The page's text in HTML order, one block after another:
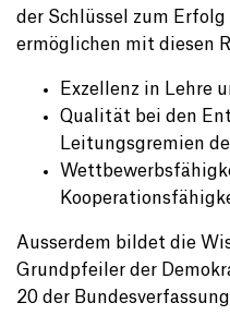
der Schlüssel zum Erfolg
ermöglichen mit diesen
Exzellenz in Lehre
Qualität bei den
Leitungsgremien
Ausserdem bildet die
Grundpfeiler der
20 der